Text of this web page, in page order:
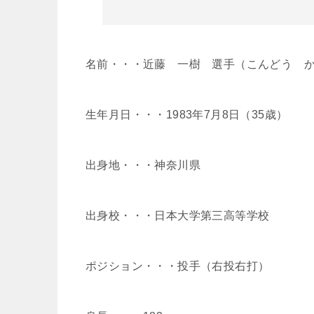
名前・・・近藤 一樹 選手（こんどう
生年月日・・・1983年7月8日（35歳）
出身地・・・神奈川県
出身校・・・日本大学第三高等学校
ポジション・・・投手（右投右打）